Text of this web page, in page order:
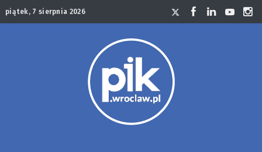
piątek, 7 sierpnia 2026